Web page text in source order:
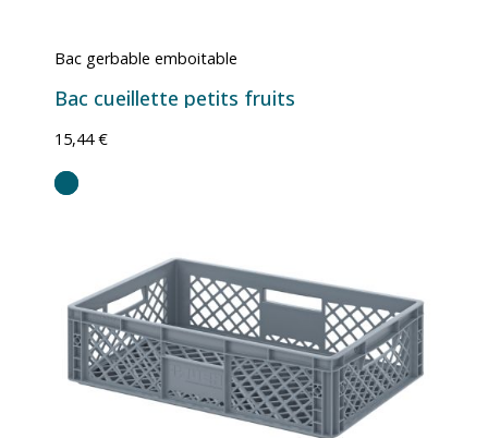
Bac gerbable emboitable
Bac cueillette petits fruits
15,44 €